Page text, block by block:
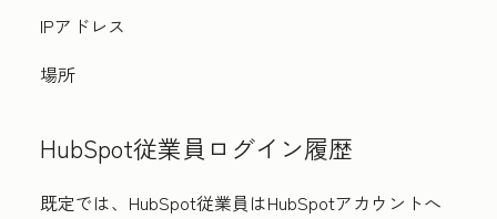
IPアドレス
場所
HubSpot従業員ログイン履歴
既定では、HubSpot従業員はHubSpotアカウントへ